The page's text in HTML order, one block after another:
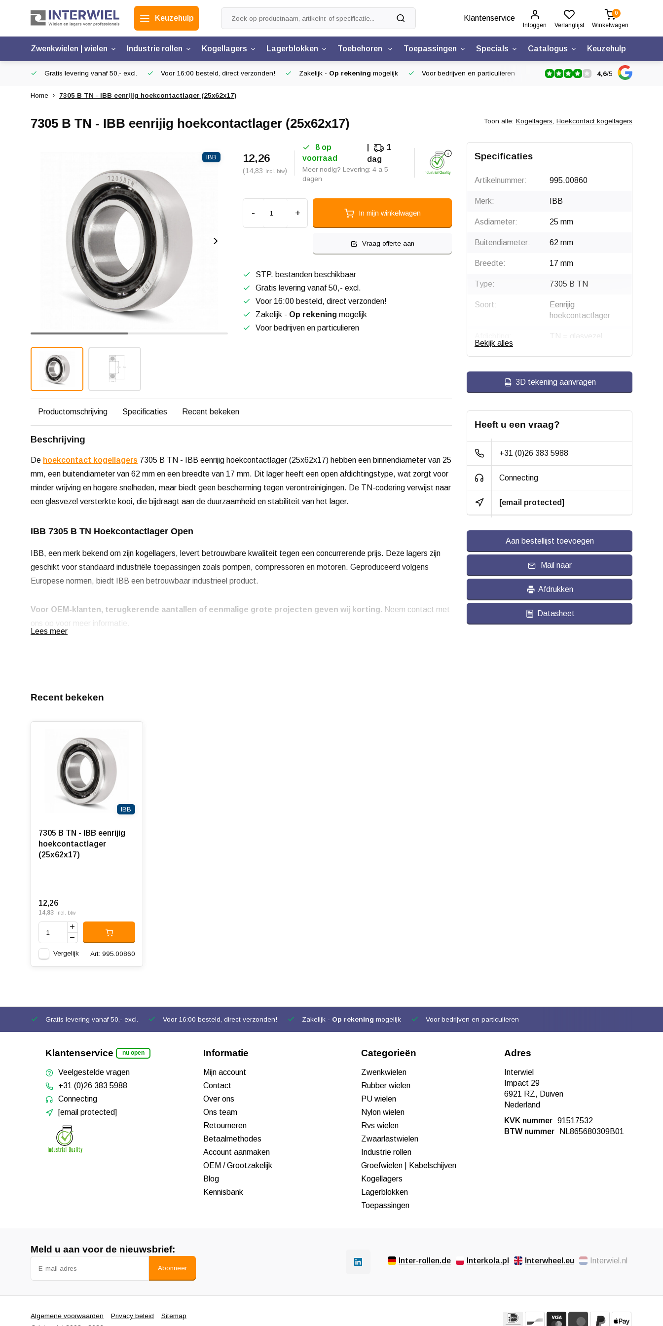
Keuzehulp Klantenservice
Inloggen Verlanglijst
0
Winkelwagen
Zwenkwielen | wielen Industrie rollen Kogellagers Lagerblokken Toebehoren Toepassingen Specials Catalogus Keuzehulp
Gratis levering vanaf 50,- excl. Voor 16:00 besteld, direct verzonden! Zakelijk - Op rekening mogelijk Voor bedrijven en particulieren 4,6/5
Home 7305 B TN - IBB eenrijig hoekcontactlager (25x62x17)
7305 B TN - IBB eenrijig hoekcontactlager (25x62x17) Toon alle: Kogellagers, Hoekcontact kogellagers
IBB 12,26
(14,83 Incl. btw)
8 op
voorraad
1
dag
Meer nodig? Levering: 4 a 5
dagen
- + In mijn winkelwagen
Vraag offerte aan
STP. bestanden beschikbaar
Gratis levering vanaf 50,- excl.
Voor 16:00 besteld, direct verzonden!
Zakelijk - Op rekening mogelijk
Voor bedrijven en particulieren
Productomschrijving Specificaties Recent bekeken
Beschrijving
De hoekcontact kogellagers 7305 B TN - IBB eenrijig hoekcontactlager (25x62x17) hebben een binnendiameter van 25
mm, een buitendiameter van 62 mm en een breedte van 17 mm. Dit lager heeft een open afdichtingstype, wat zorgt voor
minder wrijving en hogere snelheden, maar biedt geen bescherming tegen verontreinigingen. De TN-codering verwijst naar
een glasvezel versterkte kooi, die bijdraagt aan de duurzaamheid en stabiliteit van het lager.
IBB 7305 B TN Hoekcontactlager Open
IBB, een merk bekend om zijn kogellagers, levert betrouwbare kwaliteit tegen een concurrerende prijs. Deze lagers zijn
geschikt voor standaard industriële toepassingen zoals pompen, compressoren en motoren. Geproduceerd volgens
Europese normen, biedt IBB een betrouwbaar industrieel product.
Voor OEM-klanten, terugkerende aantallen of eenmalige grote projecten geven wij korting. Neem contact met
ons op voor meer informatie.
Lees meer
Specificaties
Artikelnummer: 995.00860
Merk: IBB
Asdiameter: 25 mm
Buitendiameter: 62 mm
Breedte: 17 mm
Type: 7305 B TN
Soort:
Eenrijig
hoekcontactlager
TN = glasvezel
Bekijk alles
3D tekening aanvragen
Heeft u een vraag?
+31 (0)26 383 5988
Connecting
[email protected]
Aan bestellijst toevoegen
Mail naar
Afdrukken
Datasheet
Recent bekeken
IBB
7305 B TN - IBB eenrijig
hoekcontactlager
(25x62x17)
12,26
14,83 Incl. btw
Vergelijk Art: 995.00860
Gratis levering vanaf 50,- excl. Voor 16:00 besteld, direct verzonden! Zakelijk - Op rekening mogelijk Voor bedrijven en particulieren
Klantenservice nu open
Veelgestelde vragen
+31 (0)26 383 5988
Connecting
[email protected]
Informatie
Mijn account
Contact
Over ons
Ons team
Retourneren
Betaalmethodes
Account aanmaken
OEM / Grootzakelijk
Blog
Kennisbank
Categorieën
Zwenkwielen
Rubber wielen
PU wielen
Nylon wielen
Rvs wielen
Zwaarlastwielen
Industrie rollen
Groefwielen | Kabelschijven
Kogellagers
Lagerblokken
Toepassingen
Adres
Interwiel
Impact 29
6921 RZ, Duiven
Nederland
KVK nummer 91517532
BTW nummer
NL865680309B01
Meld u aan voor de nieuwsbrief:
Abonneer
Inter-rollen.de Interkola.pl Interwheel.eu Interwiel.nl
Algemene voorwaarden Privacy beleid
Sitemap